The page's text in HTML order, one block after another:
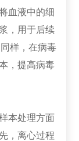
血液中的细
，用于后续
样，在病毒
，提高病毒
本处理方面
，离心过程